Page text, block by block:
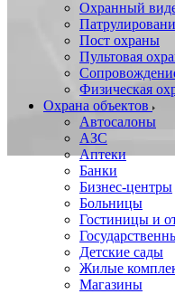
Охранный
Пост охраны
Пультовая
Физическая
Охрана объектов
Автосалоны
АЗС
Аптеки
Банки
Бизнес-центры
Больницы
Гостиницы и
Детские сады
Жилые
Магазины